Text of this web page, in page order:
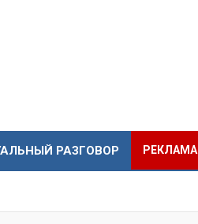
РАЗГОВОР РЕКЛАМА